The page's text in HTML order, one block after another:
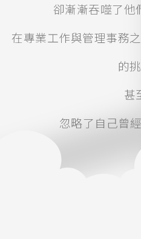
卻漸漸吞噬了他
在專業工作與管理事務
的
甚
忽略了自己曾